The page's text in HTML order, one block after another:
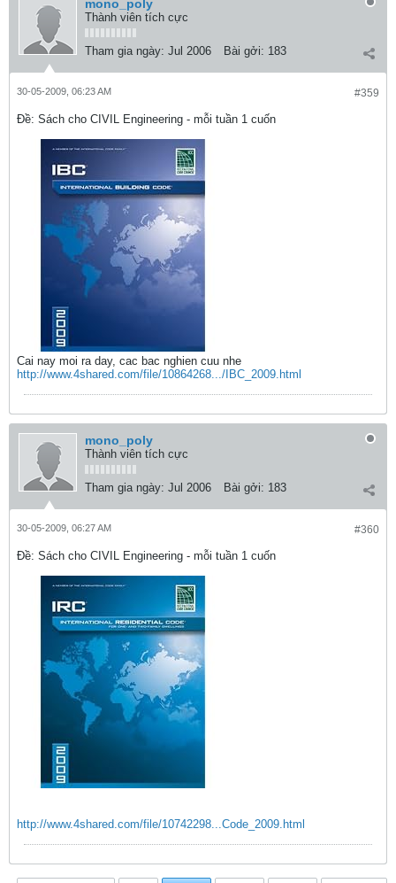
mono_poly
Thành viên tích cực
Tham gia ngày: Jul 2006 Bài gởi: 183
#359
30-05-2009, 06:23 AM
Ðề: Sách cho CIVIL Engineering - mỗi tuần 1 cuốn
Cai nay moi ra day, cac bac nghien cuu nhe
http://www.4shared.com/file/10864268.../IBC_2009.html
mono_poly
Thành viên tích cực
Tham gia ngày: Jul 2006 Bài gởi: 183
#360
30-05-2009, 06:27 AM
Ðề: Sách cho CIVIL Engineering - mỗi tuần 1 cuốn
http://www.4shared.com/file/10742298...Code_2009.html